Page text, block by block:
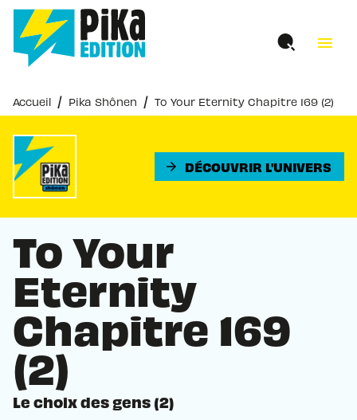
MENU RECHERCHE
PIED DE PAGE
menu
Accueil / Pika Shônen / To Your Eternity Chapitre 169 (2)
arrow_forward DÉCOUVRIR L'UNIVERS
To Your
Eternity
Chapitre 169
(2)
Le choix des gens (2)